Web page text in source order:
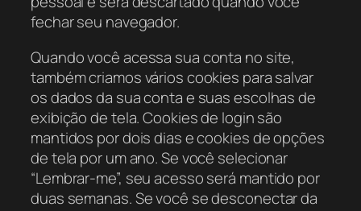
fechar seu navegador.
Quando você acessa sua conta no site,
também criamos vários cookies para salvar
os dados da sua conta e suas escolhas de
exibição de tela. Cookies de login são
mantidos por dois dias e cookies de opções
de tela por um ano. Se você selecionar
“Lembrar-me”, seu acesso será mantido por
duas semanas. Se você se desconectar da